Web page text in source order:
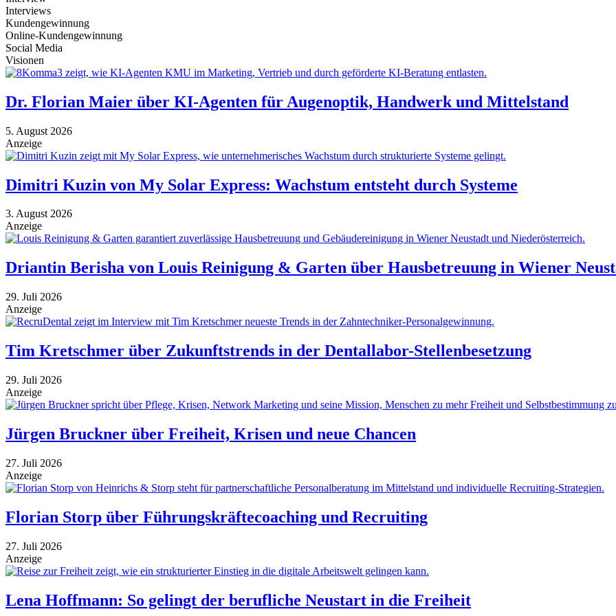
Interviews
Kundengewinnung
Online-Kundengewinnung
Social Media
Visionen
Dr. Florian Maier über KI-Agenten für Augenoptik, Handwerk und Mittelstand
5. August 2026
Anzeige
Dimitri Kuzin von My Solar Express: Wachstum entsteht durch Systeme
3. August 2026
Anzeige
Driantin Berisha von Louis Reinigung & Garten über Hausbetreuung in Wiener
29. Juli 2026
Anzeige
Tim Kretschmer über Zukunftstrends in der Dentallabor-Stellenbesetzung
29. Juli 2026
Anzeige
Jürgen Bruckner über Freiheit, Krisen und neue Chancen
27. Juli 2026
Anzeige
Florian Storp über Führungskräftecoaching und Recruiting
27. Juli 2026
Anzeige
Lena Hoffmann: So gelingt der berufliche Neustart in die Freiheit